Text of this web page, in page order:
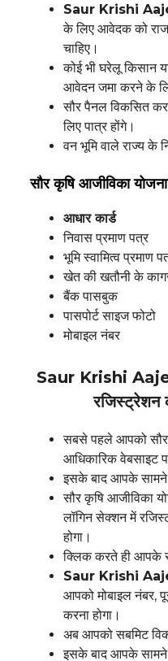
Saur Krishi
के लिए आवेदक को
चाहिए।
कोई भी घरेलू किसान
आवेदन जमा करने के
सौर पैनल विकसित
लिए पात्र होंगे।
वन भूमि वाले राज्य के
सौर कृषि आजीविका
आधार कार्ड
निवास प्रमाण पत्र
भूमि स्वामित्व प्रमाण
खेत की खतौनी के
बैंक पासबुक
पासपोर्ट साइज फोटो
मोबाइल नंबर
Saur Krishi
रजिस्ट्रेशन
सबसे पहले आपको सौर
आधिकारिक वेबसाइट
इसके बाद आपके सामने
सौर कृषि आजीविका
लॉगिन सेक्शन में
होगा।
क्लिक करते ही आपके
Saur Krishi
आपको मोबाइल नंबर,
करना होगा।
अब आपको सबमिट
इसके बाद आपके